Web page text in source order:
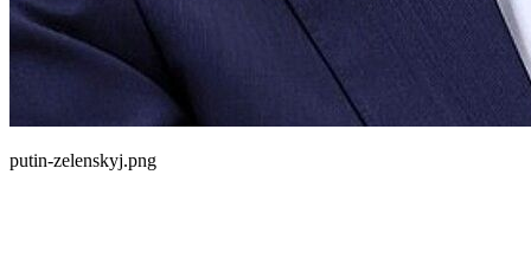
putin-zelenskyj.png